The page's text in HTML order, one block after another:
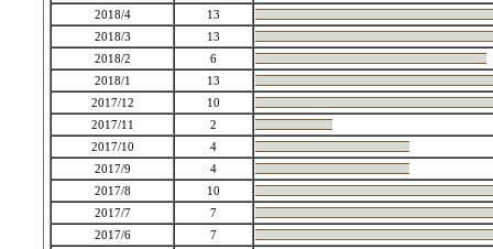
2018/4
13
2018/3
13
2018/2
6
2018/1
13
2017/12
10
2017/11
2
2017/10
4
2017/9
4
2017/8
10
2017/7
7
2017/6
7